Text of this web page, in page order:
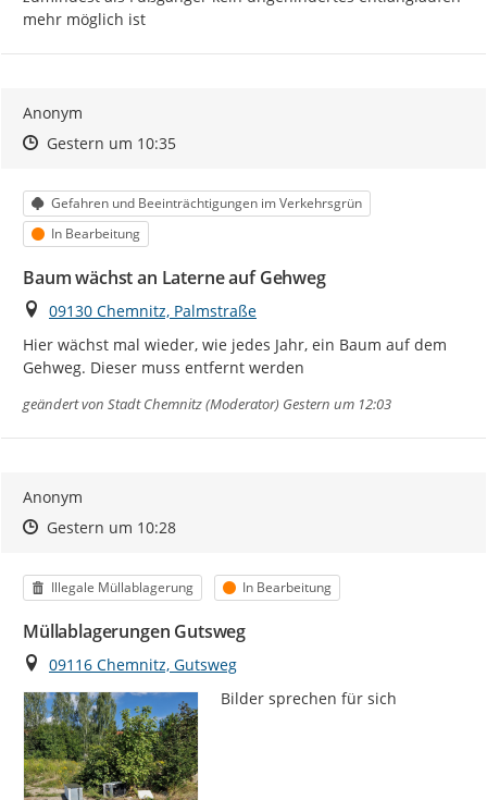
mehr möglich ist
Anonym
Zeitpunkt des Erstellens
Zeitpunkt des Erstellens
Gestern um 10:35Zur Äußerung
Kategorie
Gefahren und Beeinträchtigungen im Verkehrsgrün
Status
In Bearbeitung
Baum wächst an Laterne auf Gehweg
Ort
09130 Chemnitz, Palmstraße
Hier wächst mal wieder, wie jedes Jahr, ein Baum auf dem
Gehweg. Dieser muss entfernt werden
geändert von Stadt Chemnitz (Moderator) Gestern um 12:03
Anonym
Zeitpunkt des Erstellens
Zeitpunkt des Erstellens
Gestern um 10:28Zur Äußerung
Kategorie
Illegale Müllablagerung Status
In Bearbeitung
Müllablagerungen Gutsweg
Ort
09116 Chemnitz, Gutsweg
Bilder sprechen für sich